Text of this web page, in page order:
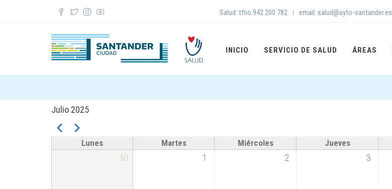
Salud: tfno.942 200 782 | email: salud@ayto-santander.es
INICIO SERVICIO DE SALUD ÁREAS
Julio 2025
Pagination
AnteriorSiguiente
Lunes Martes Miércoles Jueves
30 1 2 3